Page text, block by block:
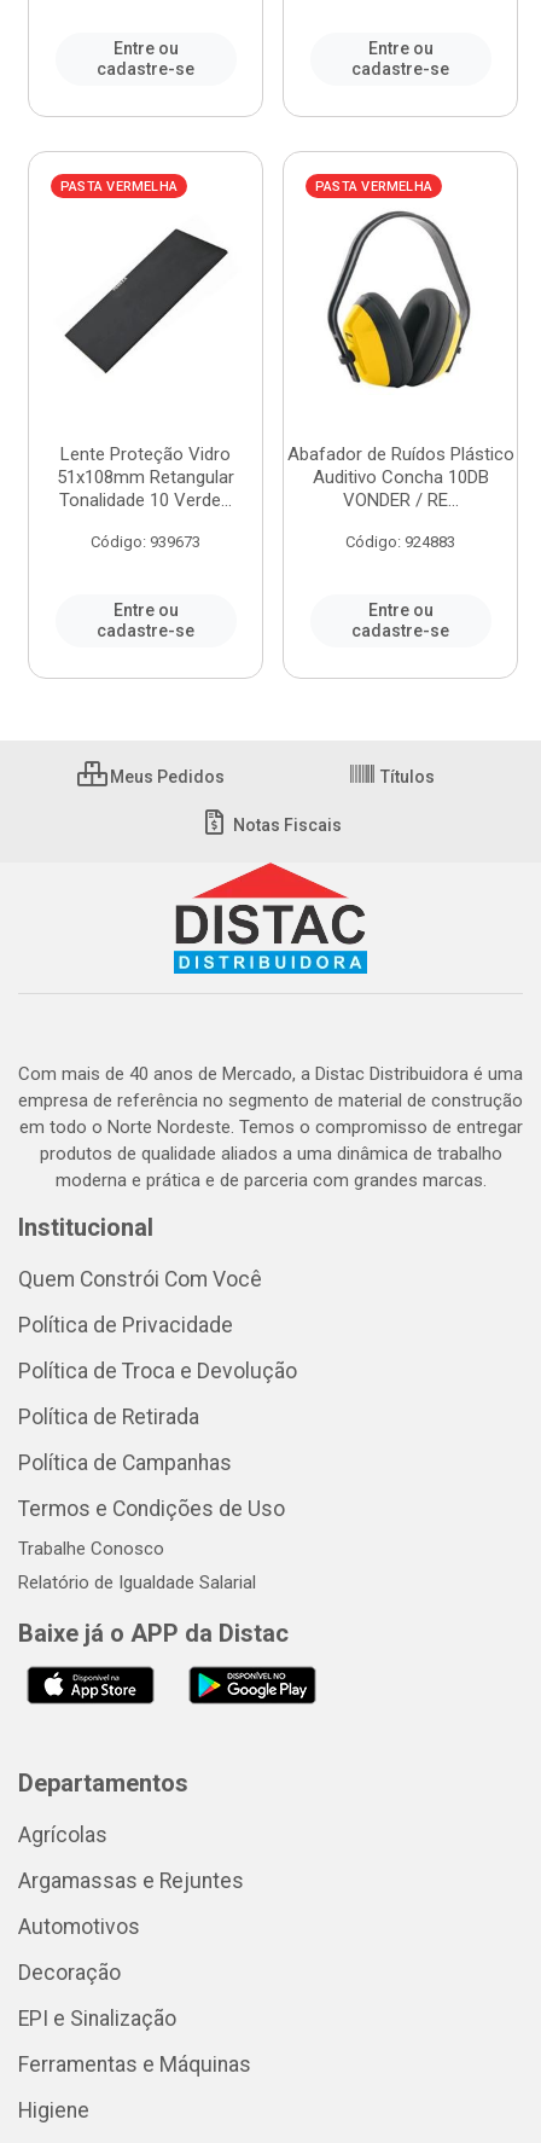
Entre ou
cadastre-se
Entre ou
cadastre-se
PASTA VERMELHA
Lente Proteção Vidro
51x108mm Retangular
Tonalidade 10 Verde...
Código: 939673
Entre ou
cadastre-se
PASTA VERMELHA
Abafador de Ruídos Plástico
Auditivo Concha 10DB
VONDER / RE...
Código: 924883
Entre ou
cadastre-se
Meus Pedidos Títulos
Notas Fiscais
Com mais de 40 anos de Mercado, a Distac Distribuidora é uma
empresa de referência no segmento de material de construção
em todo o Norte Nordeste. Temos o compromisso de entregar
produtos de qualidade aliados a uma dinâmica de trabalho
moderna e prática e de parceria com grandes marcas.
Institucional
Quem Constrói Com Você
Política de Privacidade
Política de Troca e Devolução
Política de Retirada
Política de Campanhas
Termos e Condições de Uso
Trabalhe Conosco
Relatório de Igualdade Salarial
Baixe já o APP da Distac
Departamentos
Agrícolas
Argamassas e Rejuntes
Automotivos
Decoração
EPI e Sinalização
Ferramentas e Máquinas
Higiene